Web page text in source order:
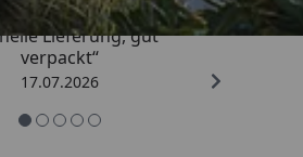
Lieferung, gut
verpackt“
17.07.2026